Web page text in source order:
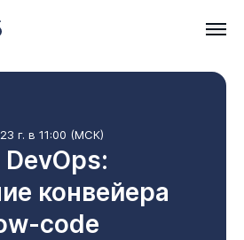
г. в 11:00 (МСК)
конвейера
code